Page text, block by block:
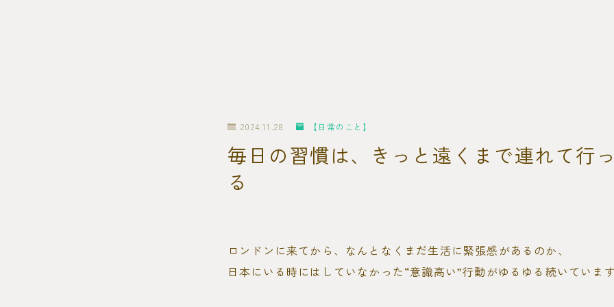
2024.11.28 【日常のこと】
毎日の習慣は、きっと遠くまで連れて行
る
ロンドンに来てから、なんとなくまだ生活に緊張感があるのか、
日本にいる時にはしていなかった“意識高い”行動がゆるゆる続いています